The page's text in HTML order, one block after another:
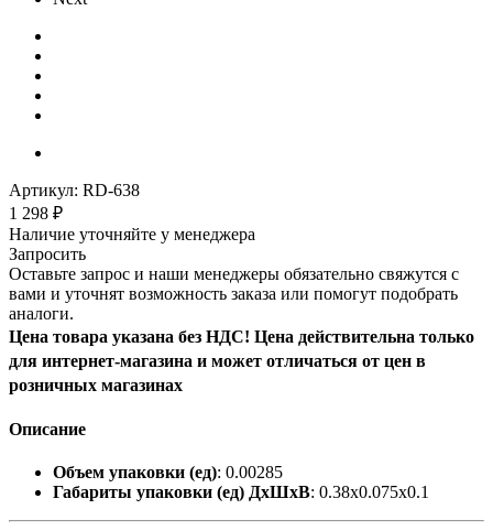
Артикул: RD-638
1 298 ₽
Наличие уточняйте у менеджера
Запросить
Оставьте запрос и наши менеджеры обязательно свяжутся с
вами и уточнят возможность заказа или помогут подобрать
аналоги.
Цена товара указана без НДС! Цена действительна только
для интернет-магазина и может отличаться от цен в
розничных магазинах
Описание
Объем упаковки (ед): 0.00285
Габариты упаковки (ед) ДхШхВ: 0.38x0.075x0.1